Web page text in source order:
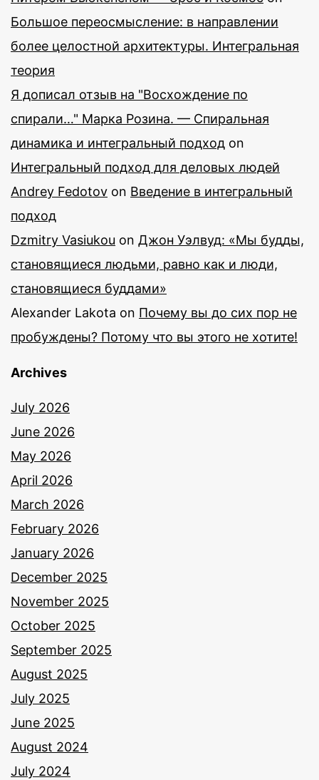
Большое переосмысление: в направлении
более целостной архитектуры. Интегральная
теория
Я дописал отзыв на "Восхождение по
спирали…" Марка Розина. — Спиральная
динамика и интегральный подход on
Интегральный подход для деловых людей
Andrey Fedotov on Введение в интегральный
подход
Dzmitry Vasiukou on Джон Уэлвуд: «Мы будды,
становящиеся людьми, равно как и люди,
становящиеся буддами»
Alexander Lakota on Почему вы до сих пор не
пробуждены? Потому что вы этого не хотите!
Archives
July 2026
June 2026
May 2026
April 2026
March 2026
February 2026
January 2026
December 2025
November 2025
October 2025
September 2025
August 2025
July 2025
June 2025
August 2024
July 2024